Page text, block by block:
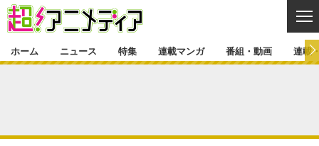
ゲーム・アプリ マンガ
特集一覧 カバー
連載マンガ
ホーム ニュース 特集 連載マンガ 番組・動画 連載